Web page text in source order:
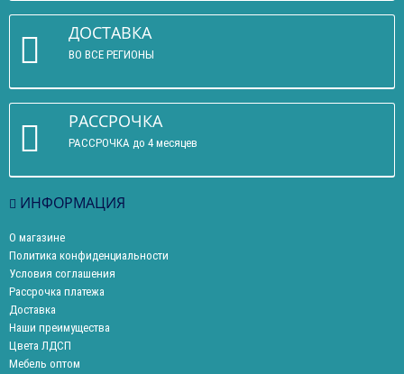
ДОСТАВКА
ВО ВСЕ РЕГИОНЫ
РАССРОЧКА
РАССРОЧКА до 4 месяцев
ИНФОРМАЦИЯ
О магазине
Политика конфиденциальности
Условия соглашения
Рассрочка платежа
Доставка
Наши преимущества
Цвета ЛДСП
Мебель оптом